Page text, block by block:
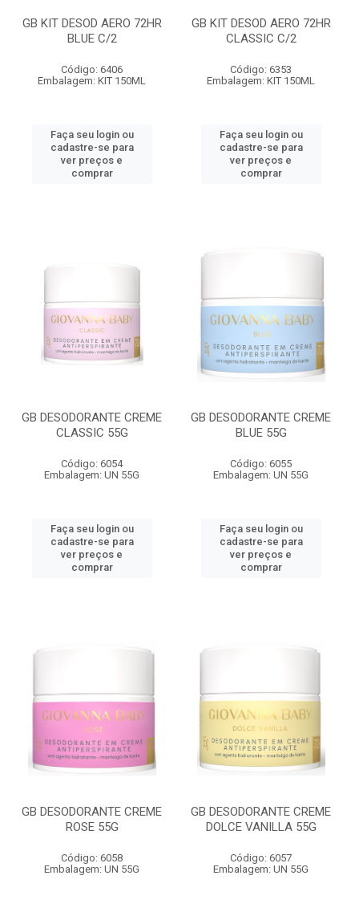
GB KIT DESOD AERO 72HR
BLUE C/2
Código: 6406
Embalagem: KIT 150ML
Faça seu login ou
cadastre-se para
ver preços e
comprar
GB KIT DESOD AERO 72HR
CLASSIC C/2
Código: 6353
Embalagem: KIT 150ML
Faça seu login ou
cadastre-se para
ver preços e
comprar
GB DESODORANTE CREME
CLASSIC 55G
Código: 6054
Embalagem: UN 55G
Faça seu login ou
cadastre-se para
ver preços e
comprar
GB DESODORANTE CREME
BLUE 55G
Código: 6055
Embalagem: UN 55G
Faça seu login ou
cadastre-se para
ver preços e
comprar
GB DESODORANTE CREME
ROSE 55G
Código: 6058
Embalagem: UN 55G
GB DESODORANTE CREME
DOLCE VANILLA 55G
Código: 6057
Embalagem: UN 55G